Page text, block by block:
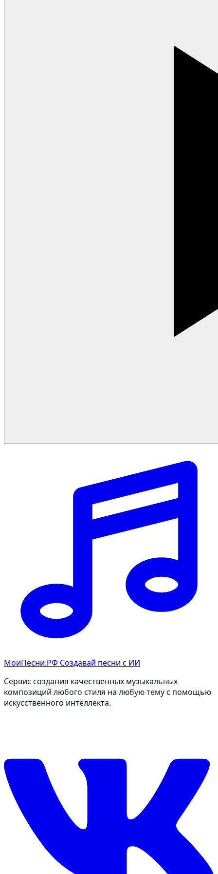
МоиПесни.РФ Создавай песни с ИИ
Сервис создания качественных музыкальных
композиций любого стиля на любую тему с помощью
искусственного интеллекта.